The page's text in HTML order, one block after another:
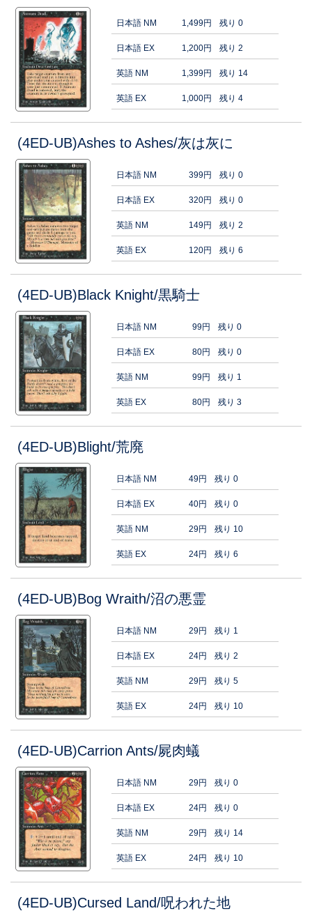
日本語 NM 1,499円 残り 0
日本語 EX 1,200円 残り 2
英語 NM 1,399円 残り 14
英語 EX 1,000円 残り 4
(4ED-UB)Ashes to Ashes/灰は灰に
日本語 NM 399円 残り 0
日本語 EX 320円 残り 0
英語 NM 149円 残り 2
英語 EX 120円 残り 6
(4ED-UB)Black Knight/黒騎士
日本語 NM 99円 残り 0
日本語 EX 80円 残り 0
英語 NM 99円 残り 1
英語 EX 80円 残り 3
(4ED-UB)Blight/荒廃
日本語 NM 49円 残り 0
日本語 EX 40円 残り 0
英語 NM 29円 残り 10
英語 EX 24円 残り 6
(4ED-UB)Bog Wraith/沼の悪霊
日本語 NM 29円 残り 1
日本語 EX 24円 残り 2
英語 NM 29円 残り 5
英語 EX 24円 残り 10
(4ED-UB)Carrion Ants/屍肉蟻
日本語 NM 29円 残り 0
日本語 EX 24円 残り 0
英語 NM 29円 残り 14
英語 EX 24円 残り 10
(4ED-UB)Cursed Land/呪われた地